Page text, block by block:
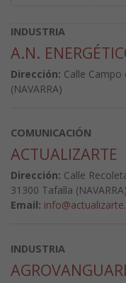
INDUSTRIA
A.N.
Dirección: Calle
(NAVARRA)
COMUNICACIÓN
ACTUALIZARTE
Dirección: Calle
31300 Tafalla (NAVARRA)
Email:
INDUSTRIA